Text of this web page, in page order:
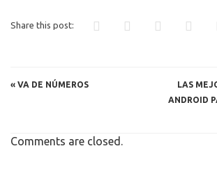
precio samsung smartphone
wifi